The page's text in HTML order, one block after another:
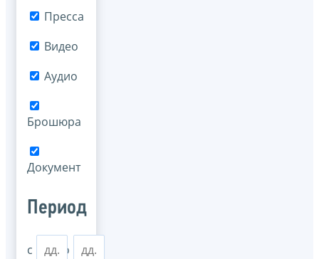
Пресса
Видео
Аудио
Брошюра
Документ
Период
с по